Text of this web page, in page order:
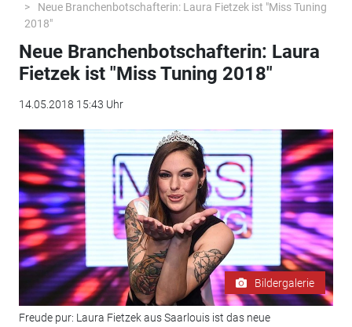
Neue Branchenbotschafterin: Laura Fietzek ist "Miss Tuning
2018"
Neue Branchenbotschafterin: Laura
Fietzek ist "Miss Tuning 2018"
14.05.2018 15:43 Uhr
Bildergalerie
Freude pur: Laura Fietzek aus Saarlouis ist das neue